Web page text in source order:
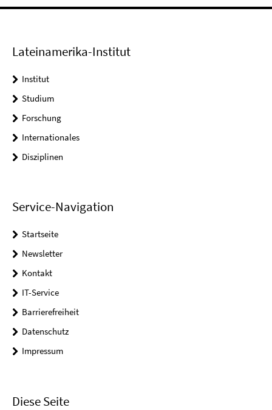
Lateinamerika-Institut
Institut
Studium
Forschung
Internationales
Disziplinen
Service-Navigation
Startseite
Newsletter
Kontakt
IT-Service
Barrierefreiheit
Datenschutz
Impressum
Diese Seite